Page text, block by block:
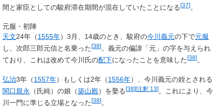
間と家臣としての駿府滞在期間が混在していたことになる[37]。
元服・初陣
天文24年（1555年）3月、14歳のとき、駿府の今川義元の下で元服
し、 次郎三郎元信と名乗った [38]。義元の偏諱「元」の字を与えられ
ており、これは改めて今川氏の配下になったことを意味した [38]。
弘治3年（1557年）もしくは2年（1556年）、今川義元の姪とされる
関口親永
（氏純）の娘（築山殿）を娶る[38][注釈 13]。これにより、今
川一門に準じる立場となった[38]。